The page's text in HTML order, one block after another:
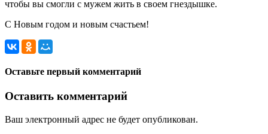
чтобы вы смогли с мужем жить в своем гнездышке.
С Новым годом и новым счастьем!
Оставьте первый комментарий
Оставить комментарий
Ваш электронный адрес не будет опубликован.